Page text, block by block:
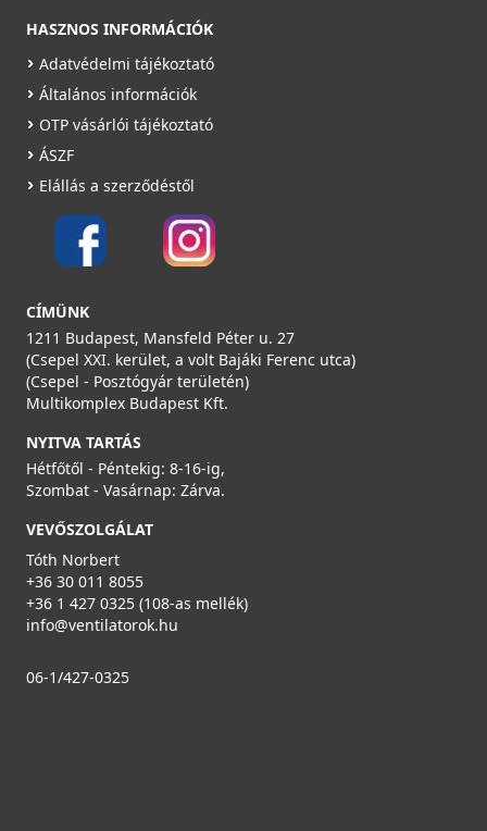
52916080100T
52916060100W
31 990 Ft
HASZNOS INFORMÁCIÓK
Adatvédelmi tájékoztató
Általános információk
OTP vásárlói tájékoztató
ÁSZF
Elállás a szerződéstől
CÍMÜNK
1211 Budapest, Mansfeld Péter u. 27
(Csepel XXI. kerület, a volt Bajáki Ferenc utca)
(Csepel - Posztógyár területén)
Multikomplex Budapest Kft.
NYITVA TARTÁS
Hétfőtől - Péntekig: 8-16-ig,
Szombat - Vasárnap: Zárva.
VEVŐSZOLGÁLAT
Tóth Norbert
+36 30 011 8055
+36 1 427 0325 (108-as mellék)
info@ventilatorok.hu
06-1/427-0325